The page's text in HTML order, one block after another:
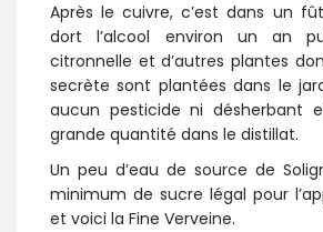
Après le cuivre, c’est dans un
dort l’alcool environ un an
citronnelle et d’autres plantes
secrète sont plantées dans le
aucun pesticide ni désherbant
grande quantité dans le distillat.
Un peu d’eau de source de
minimum de sucre légal pour
et voici la Fine Verveine.